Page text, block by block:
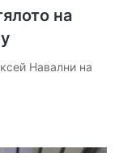
на
Навални на